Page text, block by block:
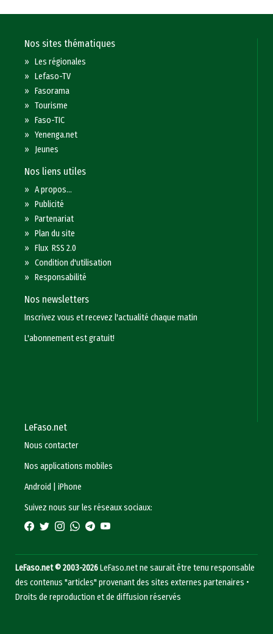
Nos sites thématiques
»Les régionales
»Lefaso-TV
»Fasorama
»Tourisme
»Faso-TIC
»Yenenga.net
» Jeunes
Nos liens utiles
»A propos...
»Publicité
»Partenariat
»Plan du site
»Flux RSS 2.0
»Condition d'utilisation
»Responsabilité
Nos newsletters
Inscrivez vous et recevez l'actualité chaque matin
L'abonnement est gratuit!
LeFaso.net
Nous contacter
Nos applications mobiles
Android
|iPhone
Suivez nous sur les réseaux sociaux:
LeFaso.net © 2003-2026LeFaso.net ne saurait être tenu responsable
des contenus "articles" provenant des sites externes partenaires •
Droits de reproduction et de diffusion réservés